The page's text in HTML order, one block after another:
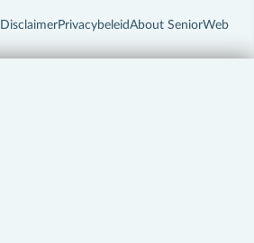
DisclaimerPrivacybeleidAbout SeniorWeb